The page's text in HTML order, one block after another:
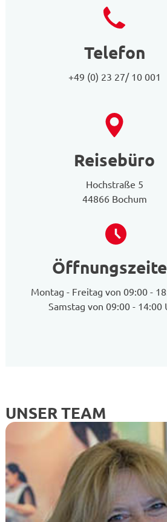
Telefon
+49 (0) 23 27/ 10 001
Reisebüro
Hochstraße 5
44866 Bochum
Montag - Freitag von 09:00 -
Samstag von 09:00 - 14:00
UNSER TEAM